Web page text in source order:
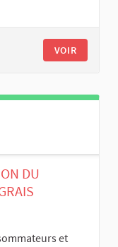
VOIR
DU
et